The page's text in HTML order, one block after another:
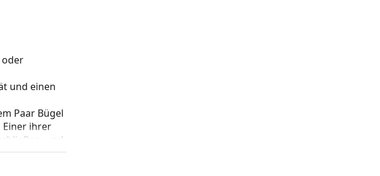
oder
und einen
Paar Bügel
Einer ihrer
und
auch für